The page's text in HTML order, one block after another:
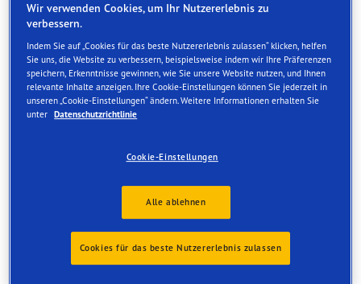
The Goodyear Eagle Sport Cargo is the ultimate tire
solution for businesses in need of reliable and high-
performance tires for their commercial vehicles. With
and safety features, this tire is designed to meet the
demands of modern-day transportation and
EV-Ready
Wir verwenden Cookies, um Ihr Nutzererlebnis zu
verbessern.
Indem Sie auf „Cookies für das beste Nutzererlebnis zulassen“ klicken, helfen
Sie uns, die Website zu verbessern, beispielsweise indem wir Ihre Präferenzen
speichern, Erkenntnisse gewinnen, wie Sie unsere Website nutzen, und Ihnen
relevante Inhalte anzeigen. Ihre Cookie-Einstellungen können Sie jederzeit in
unseren „Cookie-Einstellungen“ ändern. Weitere Informationen erhalten Sie
unter Datenschutzrichtlinie
Cookie-Einstellungen
Alle ablehnen
Cookies für das beste Nutzererlebnis zulassen